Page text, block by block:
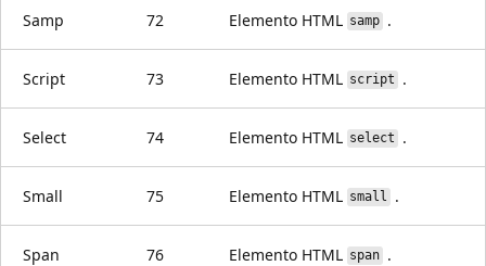
Samp 72 Elemento HTML samp.
Script 73 Elemento HTML script .
Select 74 Elemento HTML select .
Small 75 Elemento HTML small .
Span 76 Elemento HTML span.